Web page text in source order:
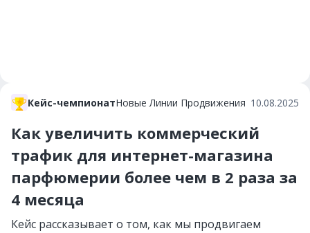
Кейс-чемпионатНовые Линии Продвижения 10.08.2025
Как увеличить коммерческий
трафик для интернет-магазина
парфюмерии более чем в 2 раза за
4 месяца
Кейс рассказывает о том, как мы продвигаем